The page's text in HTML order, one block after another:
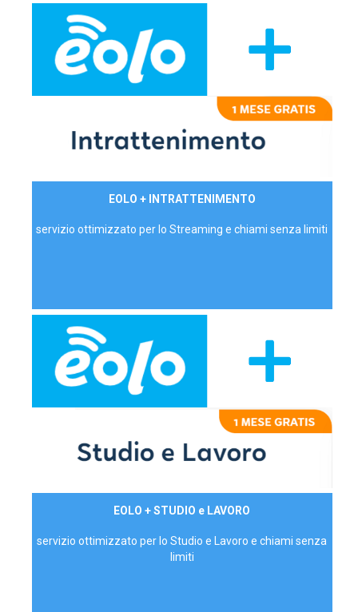
EOLO + INTRATTENIMENTO
servizio ottimizzato per lo Streaming e chiami senza limiti
EOLO + STUDIO e LAVORO
servizio ottimizzato per lo Studio e Lavoro e chiami senza
limiti